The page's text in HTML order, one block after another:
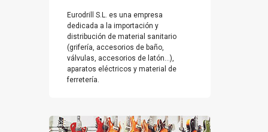
Eurodrill S.L. es una empresa
dedicada a la importación y
distribución de material sanitario
(grifería, accesorios de baño,
válvulas, accesorios de latón…),
aparatos eléctricos y material de
ferretería.